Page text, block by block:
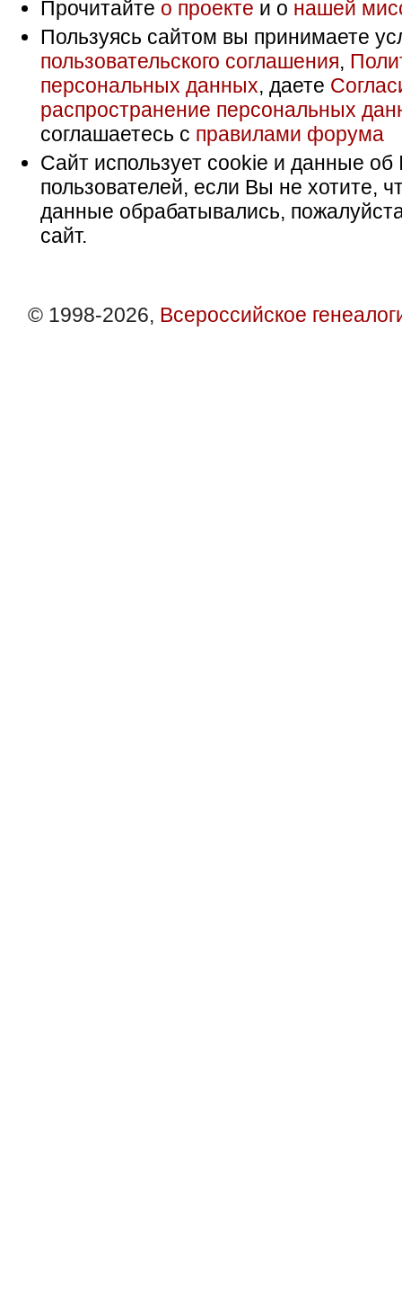
Прочитайте о проекте и о нашей
Пользуясь сайтом вы принимаете
пользовательского соглашения,
персональных данных, даете
распространение персональных
соглашаетесь с правилами форума
Сайт использует cookie и данные об
пользователей, если Вы не хотите,
данные обрабатывались,
сайт.
© 1998-2026, Всероссийское